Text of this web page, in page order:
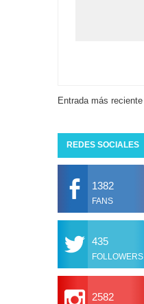
Entrada más reciente
REDES SOCIALES
1382
FANS
435
FOLLOWERS
2582